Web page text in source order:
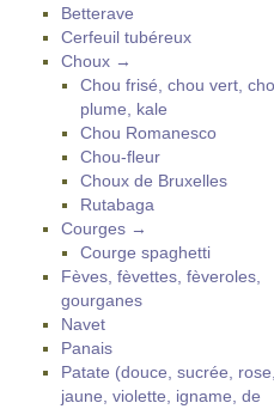
Betterave
Cerfeuil tubéreux
Choux →
Chou frisé, chou vert,
plume, kale
Chou Romanesco
Chou-fleur
Choux de Bruxelles
Rutabaga
Courges →
Courge spaghetti
Fèves, fèvettes, fèveroles,
gourganes
Navet
Panais
Patate (douce, sucrée, rose,
jaune, violette, igname, de